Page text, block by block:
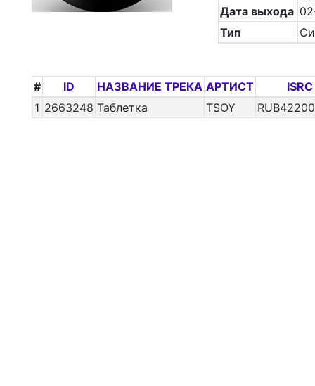
Дата выхода
Тип
# ID НАЗВАНИЕ ТРЕКА АРТИСТ
ISRC
1 2663248 Таблетка TSOY